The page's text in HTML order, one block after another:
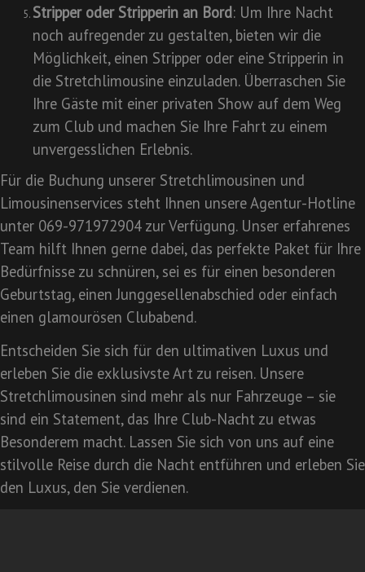
Stripper oder Stripperin an Bord: Um Ihre Nacht
noch aufregender zu gestalten, bieten wir die
Möglichkeit, einen Stripper oder eine Stripperin in
die Stretchlimousine einzuladen. Überraschen Sie
Ihre Gäste mit einer privaten Show auf dem Weg
zum Club und machen Sie Ihre Fahrt zu einem
unvergesslichen Erlebnis.
Für die Buchung unserer Stretchlimousinen und
Limousinenservices steht Ihnen unsere Agentur-Hotline
unter 069-971972904 zur Verfügung. Unser erfahrenes
Team hilft Ihnen gerne dabei, das perfekte Paket für Ihre
Bedürfnisse zu schnüren, sei es für einen besonderen
Geburtstag, einen Junggesellenabschied oder einfach
einen glamourösen Clubabend.
Entscheiden Sie sich für den ultimativen Luxus und
erleben Sie die exklusivste Art zu reisen. Unsere
Stretchlimousinen sind mehr als nur Fahrzeuge – sie
sind ein Statement, das Ihre Club-Nacht zu etwas
Besonderem macht. Lassen Sie sich von uns auf eine
stilvolle Reise durch die Nacht entführen und erleben Sie
den Luxus, den Sie verdienen.